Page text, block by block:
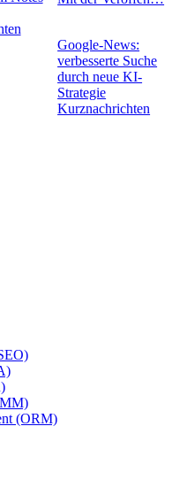
Google-News:
verbesserte Suche
durch neue KI-
Strategie
Kurznachrichten
(ORM)